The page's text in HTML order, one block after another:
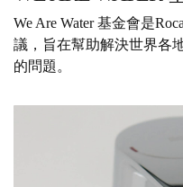
We Are Water 基金會是
議，旨在幫助解決世界各
的問題。